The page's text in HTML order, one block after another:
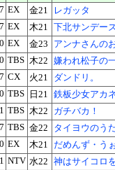
EX 金21
レガッタ
EX 木21
下北サンデー
EX 金23
アンナさんの
TBS 木22
嫌われ松子の
CX 火21
ダンドリ。
TBS 日21
鉄板少女アカ
TBS 木22
ガチバカ！
TBS 金22
タイヨウのう
EX 木21
だめんず・う
NTV 水22
神はサイコロ